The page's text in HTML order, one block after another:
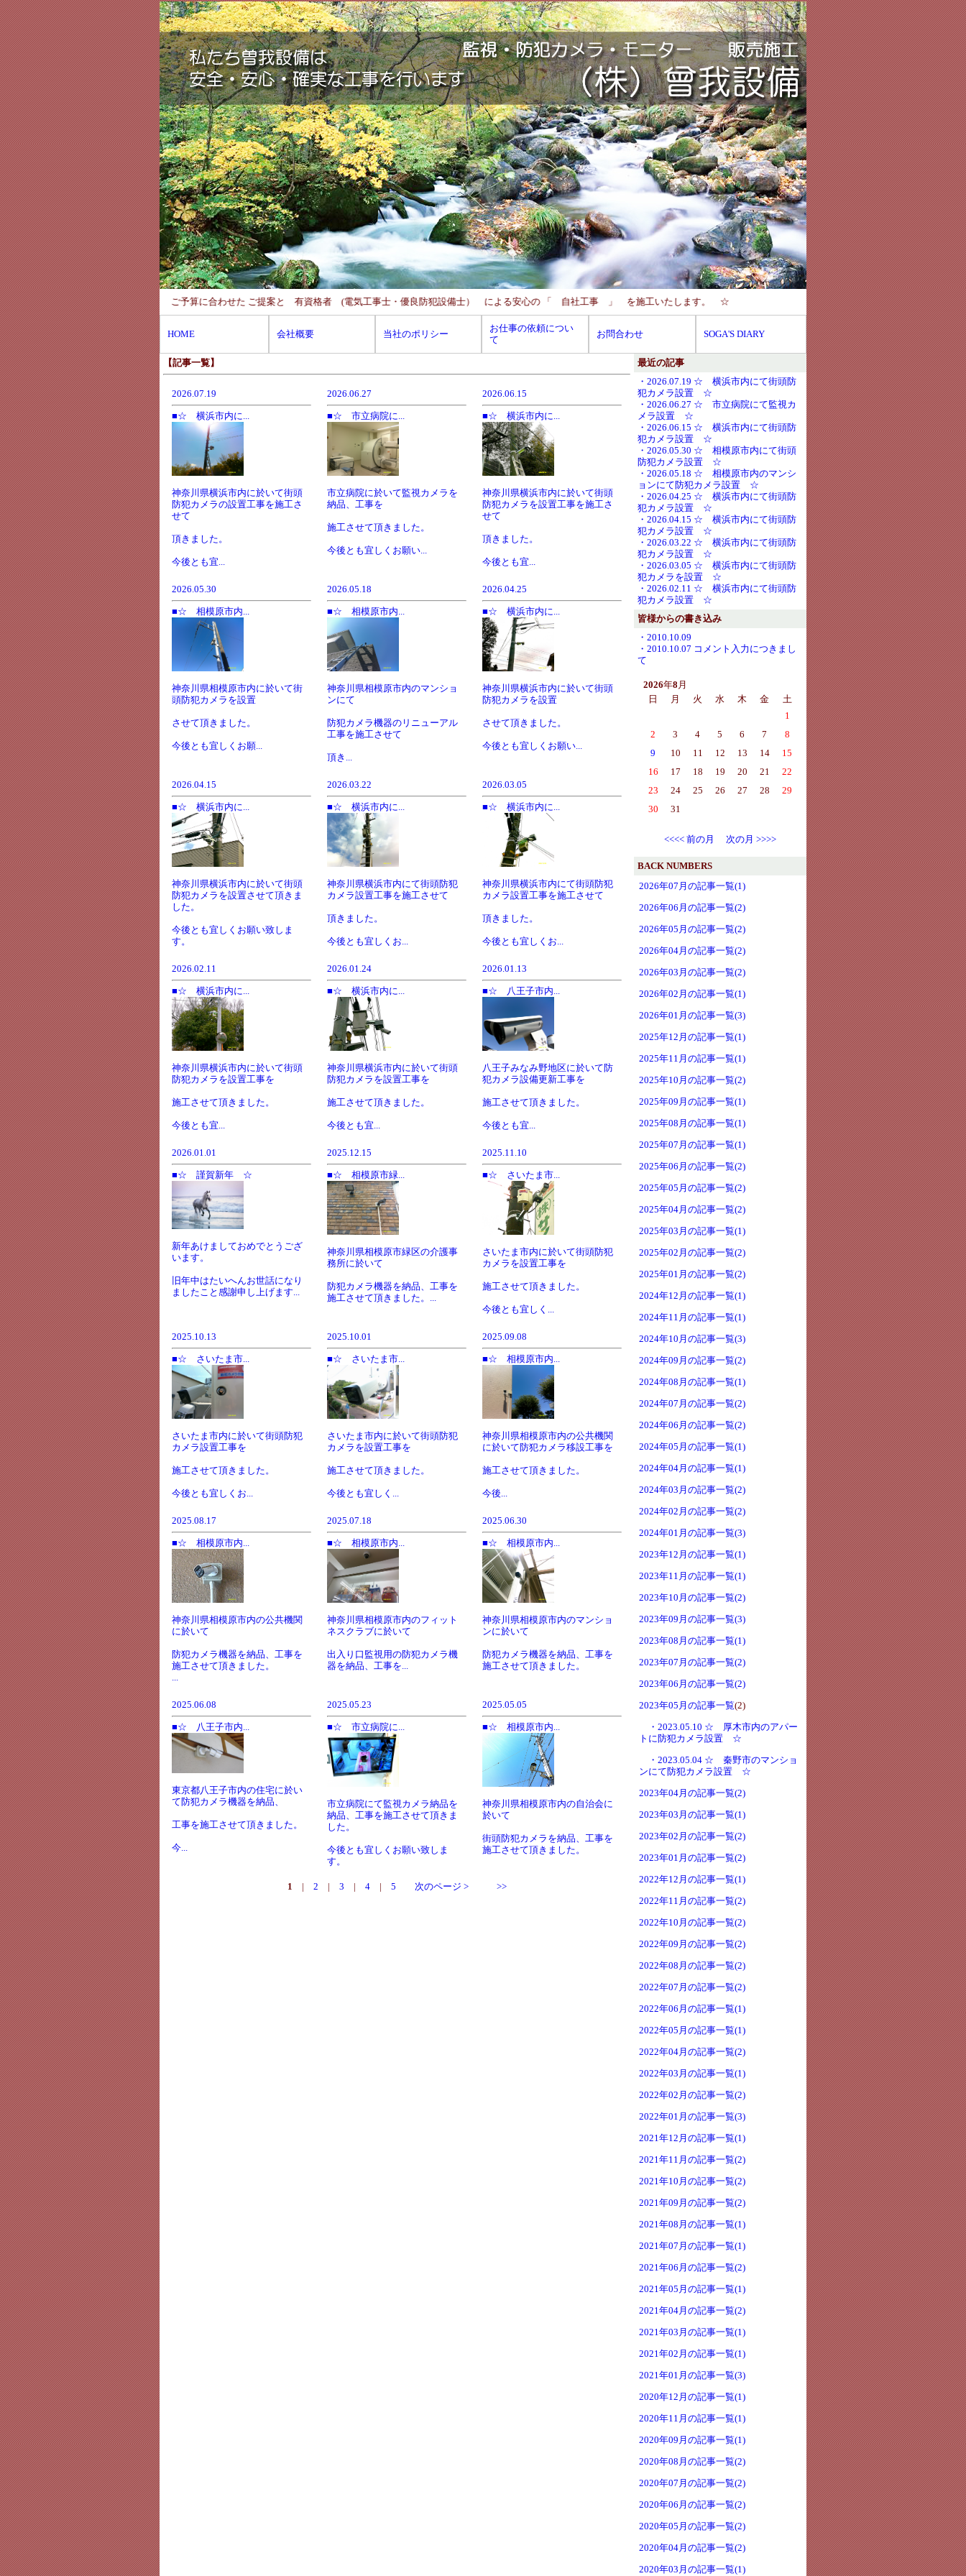
☆ 📞 0 4 2 - 8 1 5 - 3 9 4 4 ご予算に合わせた ご提案と 有資格者 (電気工事士・優良防犯設備士） による安心の 「 自社工事 」 を施工いたします。 ☆
HOME 会社概要 当社のポリシー
お仕事の依頼につい
て
お問合わせ SOGA'S DIARY
【記事一覧】
2026.07.19
■☆ 横浜市内に...
神奈川県横浜市内に於いて街頭
防犯カメラの設置工事を施工さ
せて
頂きました。
今後とも宜...
2026.06.27
■☆ 市立病院に...
市立病院に於いて監視カメラを
納品、工事を
施工させて頂きました。
今後とも宜しくお願い...
2026.06.15
■☆ 横浜市内に...
神奈川県横浜市内に於いて街頭
防犯カメラを設置工事を施工さ
せて
頂きました。
今後とも宜...
2026.05.30
■☆ 相模原市内...
神奈川県相模原市内に於いて街
頭防犯カメラを設置
させて頂きました。
今後とも宜しくお願...
2026.05.18
■☆ 相模原市内...
神奈川県相模原市内のマンショ
ンにて
防犯カメラ機器のリニューアル
工事を施工させて
頂き...
2026.04.25
■☆ 横浜市内に...
神奈川県横浜市内に於いて街頭
防犯カメラを設置
させて頂きました。
今後とも宜しくお願い...
2026.04.15
■☆ 横浜市内に...
神奈川県横浜市内に於いて街頭
防犯カメラを設置させて頂きま
した。
今後とも宜しくお願い致しま
す。
2026.03.22
■☆ 横浜市内に...
神奈川県横浜市内にて街頭防犯
カメラ設置工事を施工させて
頂きました。
今後とも宜しくお...
2026.03.05
■☆ 横浜市内に...
神奈川県横浜市内にて街頭防犯
カメラ設置工事を施工させて
頂きました。
今後とも宜しくお...
2026.02.11
■☆ 横浜市内に...
神奈川県横浜市内に於いて街頭
防犯カメラを設置工事を
施工させて頂きました。
今後とも宜...
2026.01.24
■☆ 横浜市内に...
神奈川県横浜市内に於いて街頭
防犯カメラを設置工事を
施工させて頂きました。
今後とも宜...
2026.01.13
■☆ 八王子市内...
八王子みなみ野地区に於いて防
犯カメラ設備更新工事を
施工させて頂きました。
今後とも宜...
2026.01.01
■☆ 謹賀新年 ☆
新年あけましておめでとうござ
います。
旧年中はたいへんお世話になり
ましたこと感謝申し上げます...
2025.12.15
■☆ 相模原市緑...
神奈川県相模原市緑区の介護事
務所に於いて
防犯カメラ機器を納品、工事を
施工させて頂きました。...
2025.11.10
■☆ さいたま市...
さいたま市内に於いて街頭防犯
カメラを設置工事を
施工させて頂きました。
今後とも宜しく...
2025.10.13
■☆ さいたま市...
さいたま市内に於いて街頭防犯
カメラ設置工事を
施工させて頂きました。
今後とも宜しくお...
2025.10.01
■☆ さいたま市...
さいたま市内に於いて街頭防犯
カメラを設置工事を
施工させて頂きました。
今後とも宜しく...
2025.09.08
■☆ 相模原市内...
神奈川県相模原市内の公共機関
に於いて防犯カメラ移設工事を
施工させて頂きました。
今後...
2025.08.17
■☆ 相模原市内...
神奈川県相模原市内の公共機関
に於いて
防犯カメラ機器を納品、工事を
施工させて頂きました。
...
2025.07.18
■☆ 相模原市内...
神奈川県相模原市内のフィット
ネスクラブに於いて
出入り口監視用の防犯カメラ機
器を納品、工事を...
2025.06.30
■☆ 相模原市内...
神奈川県相模原市内のマンショ
ンに於いて
防犯カメラ機器を納品、工事を
施工させて頂きました。
2025.06.08
■☆ 八王子市内...
東京都八王子市内の住宅に於い
て防犯カメラ機器を納品、
工事を施工させて頂きました。
今...
2025.05.23
■☆ 市立病院に...
市立病院にて監視カメラ納品を
納品、工事を施工させて頂きま
した。
今後とも宜しくお願い致しま
す。
2025.05.05
■☆ 相模原市内...
神奈川県相模原市内の自治会に
於いて
街頭防犯カメラを納品、工事を
施工させて頂きました。
1 | 2 | 3 | 4| 5 次のページ > >>
最近の記事
・2026.07.19 ☆ 横浜市内にて街頭防
犯カメラ設置 ☆
・2026.06.27 ☆ 市立病院にて監視カ
メラ設置 ☆
・2026.06.15 ☆ 横浜市内にて街頭防
犯カメラ設置 ☆
・2026.05.30 ☆ 相模原市内にて街頭
防犯カメラ設置 ☆
・2026.05.18 ☆ 相模原市内のマンシ
ョンにて防犯カメラ設置 ☆
・2026.04.25 ☆ 横浜市内にて街頭防
犯カメラ設置 ☆
・2026.04.15 ☆ 横浜市内にて街頭防
犯カメラ設置 ☆
・2026.03.22 ☆ 横浜市内にて街頭防
犯カメラ設置 ☆
・2026.03.05 ☆ 横浜市内にて街頭防
犯カメラを設置 ☆
・2026.02.11 ☆ 横浜市内にて街頭防
犯カメラ設置 ☆
皆様からの書き込み
・2010.10.09
・2010.10.07 コメント入力につきまし
て
2026年8 月
日
月 火 水 木 金
土
1
2
3 4 5 6 7
8
9
10 11 12 13 14
15
16
17 18 19 20 21
22
23
24 25 26 27 28
29
30
31
<<<< 前の月 次の月 >>>>
BACK NUMBERS
2026年07月の記事一覧(1)
2026年06月の記事一覧(2)
2026年05月の記事一覧(2)
2026年04月の記事一覧(2)
2026年03月の記事一覧(2)
2026年02月の記事一覧(1)
2026年01月の記事一覧(3)
2025年12月の記事一覧(1)
2025年11月の記事一覧(1)
2025年10月の記事一覧(2)
2025年09月の記事一覧(1)
2025年08月の記事一覧(1)
2025年07月の記事一覧(1)
2025年06月の記事一覧(2)
2025年05月の記事一覧(2)
2025年04月の記事一覧(2)
2025年03月の記事一覧(1)
2025年02月の記事一覧(2)
2025年01月の記事一覧(2)
2024年12月の記事一覧(1)
2024年11月の記事一覧(1)
2024年10月の記事一覧(3)
2024年09月の記事一覧(2)
2024年08月の記事一覧(1)
2024年07月の記事一覧(2)
2024年06月の記事一覧(2)
2024年05月の記事一覧(1)
2024年04月の記事一覧(1)
2024年03月の記事一覧(2)
2024年02月の記事一覧(2)
2024年01月の記事一覧(3)
2023年12月の記事一覧(1)
2023年11月の記事一覧(1)
2023年10月の記事一覧(2)
2023年09月の記事一覧(3)
2023年08月の記事一覧(1)
2023年07月の記事一覧(2)
2023年06月の記事一覧(2)
2023年05月の記事一覧(2)
・2023.05.10 ☆ 厚木市内のアパー
トに防犯カメラ設置 ☆
・2023.05.04 ☆ 秦野市のマンショ
ンにて防犯カメラ設置 ☆
2023年04月の記事一覧(2)
2023年03月の記事一覧(1)
2023年02月の記事一覧(2)
2023年01月の記事一覧(2)
2022年12月の記事一覧(1)
2022年11月の記事一覧(2)
2022年10月の記事一覧(2)
2022年09月の記事一覧(2)
2022年08月の記事一覧(2)
2022年07月の記事一覧(2)
2022年06月の記事一覧(1)
2022年05月の記事一覧(1)
2022年04月の記事一覧(2)
2022年03月の記事一覧(1)
2022年02月の記事一覧(2)
2022年01月の記事一覧(3)
2021年12月の記事一覧(1)
2021年11月の記事一覧(2)
2021年10月の記事一覧(2)
2021年09月の記事一覧(2)
2021年08月の記事一覧(1)
2021年07月の記事一覧(1)
2021年06月の記事一覧(2)
2021年05月の記事一覧(1)
2021年04月の記事一覧(2)
2021年03月の記事一覧(1)
2021年02月の記事一覧(1)
2021年01月の記事一覧(3)
2020年12月の記事一覧(1)
2020年11月の記事一覧(1)
2020年09月の記事一覧(1)
2020年08月の記事一覧(2)
2020年07月の記事一覧(2)
2020年06月の記事一覧(2)
2020年05月の記事一覧(2)
2020年04月の記事一覧(2)
2020年03月の記事一覧(1)